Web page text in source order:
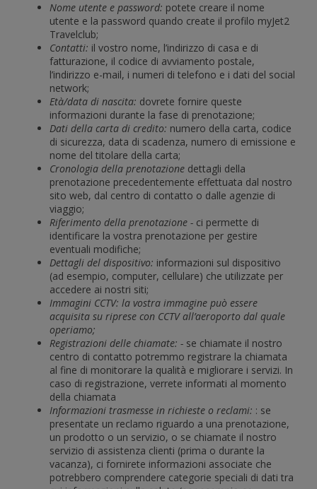
Nome utente e password: potete creare il nome
utente e la password quando create il profilo myJet2
Travelclub;
Contatti: il vostro nome, l’indirizzo di casa e di
fatturazione, il codice di avviamento postale,
l’indirizzo e-mail, i numeri di telefono e i dati del social
network;
Età/data di nascita: dovrete fornire queste
informazioni durante la fase di prenotazione;
Dati della carta di credito: numero della carta, codice
di sicurezza, data di scadenza, numero di emissione e
nome del titolare della carta;
Cronologia della prenotazione dettagli della
prenotazione precedentemente effettuata dal nostro
sito web, dal centro di contatto o dalle agenzie di
viaggio;
Riferimento della prenotazione - ci permette di
identificare la vostra prenotazione per gestire
eventuali modifiche;
Dettagli del dispositivo: informazioni sul dispositivo
(ad esempio, computer, cellulare) che utilizzate per
accedere ai nostri siti;
Immagini CCTV: la vostra immagine può essere
acquisita su riprese con CCTV all’aeroporto dal quale
operiamo;
Registrazioni delle chiamate: - se chiamate il nostro
centro di contatto potremmo registrare la chiamata
al fine di monitorare la qualità e migliorare i servizi. In
caso di registrazione, verrete informati al momento
della chiamata
Informazioni trasmesse in richieste o reclami: : se
presentate un reclamo riguardo a una prenotazione,
un prodotto o un servizio, o se chiamate il nostro
servizio di assistenza clienti (prima o durante la
vacanza), ci fornirete informazioni associate che
potrebbero comprendere categorie speciali di dati tra